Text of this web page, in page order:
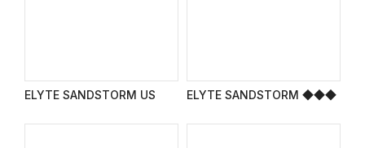
ELYTE SANDSTORM US ELYTE SANDSTORM ◆◆◆